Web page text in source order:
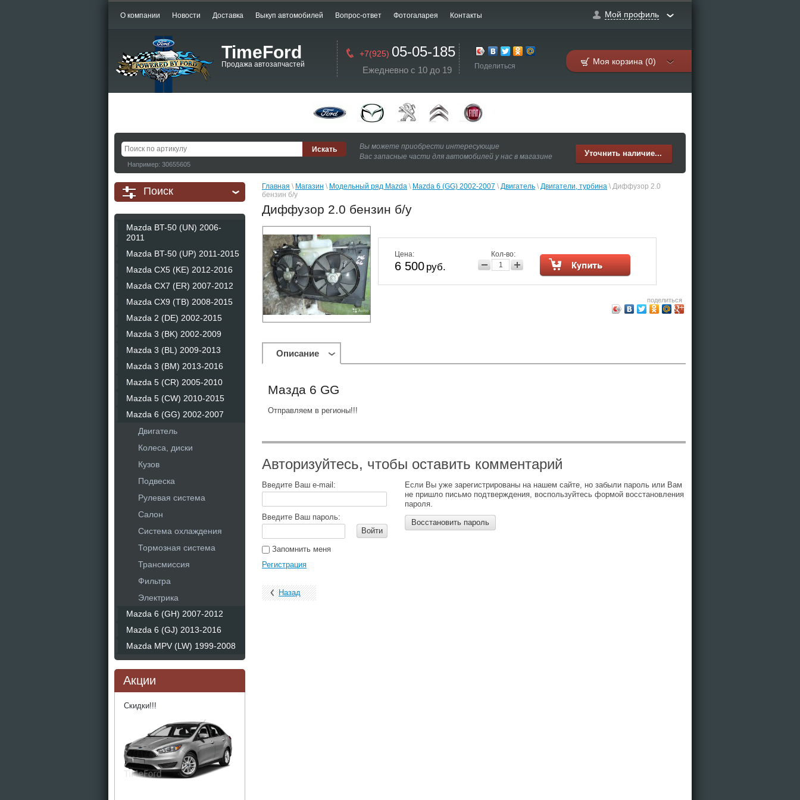
О компании Новости Доставка Выкуп автомобилей Вопрос-ответ Фотогаларея Контакты Мой профиль
TimeFord
Продажа автозапчастей
+7(925) 05-05-185
Ежедневно с 10 до 19 Поделиться Моя корзина (0)
Например: 30655605
Вы можете приобрести интересующие
Вас запасные части для автомобилей у нас в магазине
Уточнить наличие...
Поиск
Mazda BT-50 (UN) 2006-
2011
Mazda BT-50 (UP) 2011-2015
Mazda CX5 (KE) 2012-2016
Mazda CX7 (ER) 2007-2012
Mazda CX9 (TB) 2008-2015
Mazda 2 (DE) 2002-2015
Mazda 3 (BK) 2002-2009
Mazda 3 (BL) 2009-2013
Mazda 3 (BM) 2013-2016
Mazda 5 (CR) 2005-2010
Mazda 5 (CW) 2010-2015
Mazda 6 (GG) 2002-2007
Двигатель
Колеса, диски
Кузов
Подвеска
Рулевая система
Салон
Система охлаждения
Тормозная система
Трансмиссия
Фильтра
Электрика
Mazda 6 (GH) 2007-2012
Mazda 6 (GJ) 2013-2016
Mazda MPV (LW) 1999-2008
Акции
Скидки!!!
Главная \ Магазин \ Модельный ряд Mazda \ Mazda 6 (GG) 2002-2007 \ Двигатель \ Двигатели, турбина \ Диффузор 2.0
бензин б/у
Диффузор 2.0 бензин б/у
Цена:
6 500 руб.
Кол-во:
поделиться
Описание
Мазда 6 GG
Отправляем в регионы!!!
Авторизуйтесь, чтобы оставить комментарий
Введите Ваш e-mail:
Введите Ваш пароль:
Войти
Запомнить меня
Регистрация
Если Вы уже зарегистрированы на нашем сайте, но забыли пароль или Вам
не пришло письмо подтверждения, воспользуйтесь формой восстановления
пароля.
Восстановить пароль
Назад